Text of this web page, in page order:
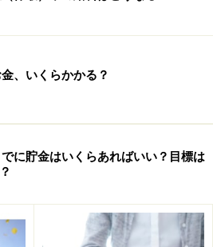
、いくらかかる？
に貯金はいくらあればいい？目標は